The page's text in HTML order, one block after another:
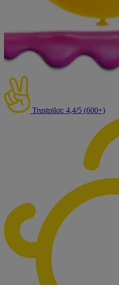
Trustpilot: 4,4/5 (600+)